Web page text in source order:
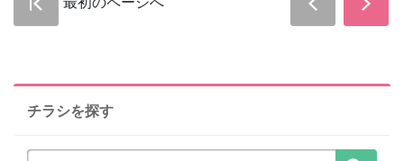
チラシを探す